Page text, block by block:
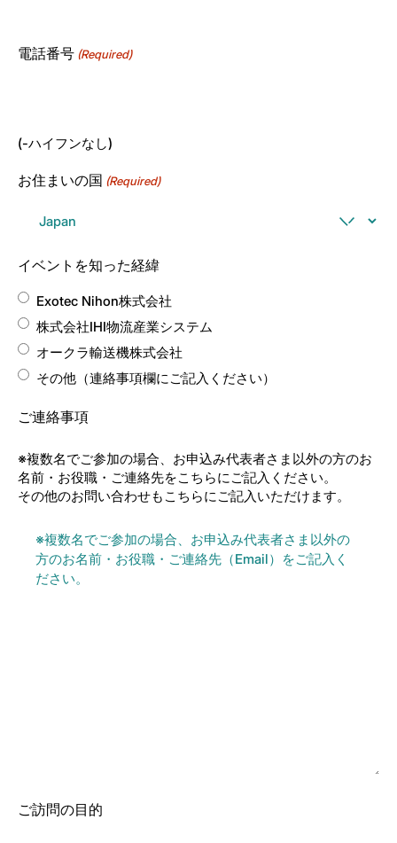
電話番号 (Required)
(-ハイフンなし)
お住まいの国 (Required)
イベントを知った経緯
Exotec Nihon株式会社
株式会社IHI物流産業システム
オークラ輸送機株式会社
その他（連絡事項欄にご記入ください）
ご連絡事項
※複数名でご参加の場合、お申込み代表者さま以外の方のお
名前・お役職・ご連絡先をこちらにご記入ください。
その他のお問い合わせもこちらにご記入いただけます。
ご訪問の目的